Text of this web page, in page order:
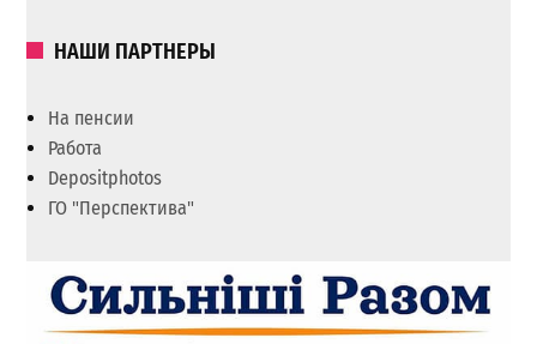
НАШИ ПАРТНЕРЫ
На пенсии
Работа
Depositphotos
ГО "Перспектива"